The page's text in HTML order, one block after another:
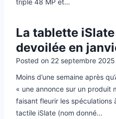
La tablette
devoilée en
Posted on 22 septembre 2025
Moins d’une semaine après
« une annonce sur un produit
faisant fleurir les spéculations
tactile iSlate (nom donné…